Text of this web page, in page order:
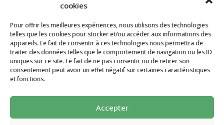
cookies
Pour offrir les meilleures expériences, nous utilisons des technologies
telles que les cookies pour stocker et/ou accéder aux informations des
appareils. Le fait de consentir à ces technologies nous permettra de
traiter des données telles que le comportement de navigation ou les ID
uniques sur ce site. Le fait de ne pas consentir ou de retirer son
consentement peut avoir un effet négatif sur certaines caractéristiques
et fonctions.
Accepter
JOURNEE PORTES OUVERTES
CATÉGORIES
La ferme Au Moulin 2026 - Tous droits
réservés